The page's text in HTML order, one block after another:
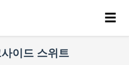
☰
이드 스위트